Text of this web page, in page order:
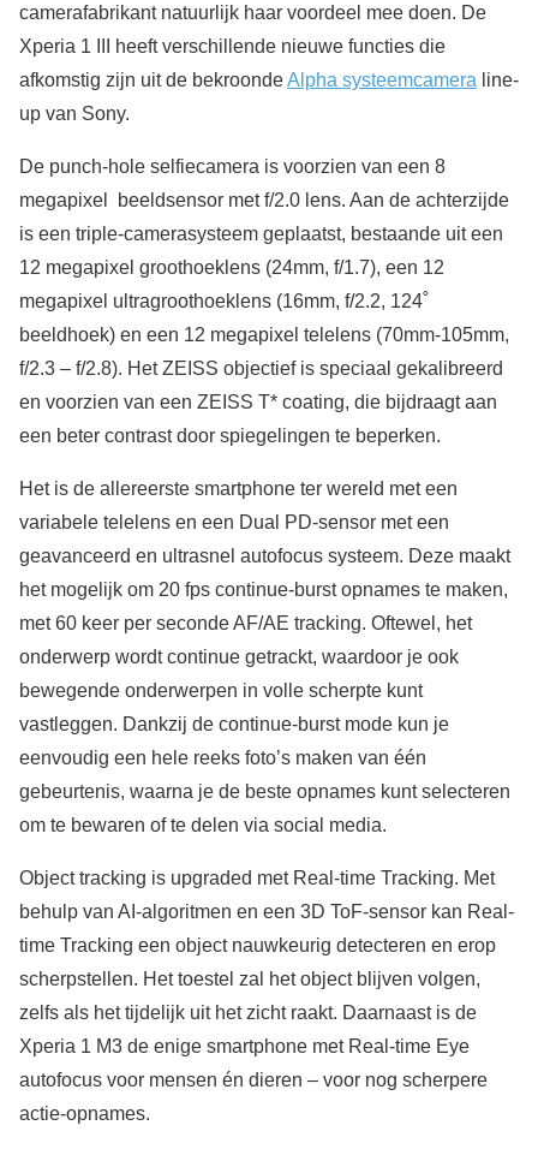
camerafabrikant natuurlijk haar voordeel mee doen. De
Xperia 1 III heeft verschillende nieuwe functies die
afkomstig zijn uit de bekroondeAlpha systeemcamera line-
up van Sony.
De punch-hole selfiecamera is voorzien van een 8
megapixel beeldsensor met f/2.0 lens. Aan de achterzijde
is een triple-camerasysteem geplaatst, bestaande uit een
12 megapixel groothoeklens (24mm, f/1.7), een 12
megapixel ultragroothoeklens (16mm, f/2.2, 124˚
beeldhoek) en een 12 megapixel telelens (70mm-105mm,
f/2.3 – f/2.8). Het ZEISS objectief is speciaal gekalibreerd
en voorzien van een ZEISS T* coating, die bijdraagt aan
een beter contrast door spiegelingen te beperken.
Het is de allereerste smartphone ter wereld met een
variabele telelens en een Dual PD-sensor met een
geavanceerd en ultrasnel autofocus systeem. Deze maakt
het mogelijk om 20 fps continue-burst opnames te maken,
met 60 keer per seconde AF/AE tracking. Oftewel, het
onderwerp wordt continue getrackt, waardoor je ook
bewegende onderwerpen in volle scherpte kunt
vastleggen. Dankzij de continue-burst mode kun je
eenvoudig een hele reeks foto’s maken van één
gebeurtenis, waarna je de beste opnames kunt selecteren
om te bewaren of te delen via social media.
Object tracking is upgraded met Real-time Tracking. Met
behulp van AI-algoritmen en een 3D ToF-sensor kan Real-
time Tracking een object nauwkeurig detecteren en erop
scherpstellen. Het toestel zal het object blijven volgen,
zelfs als het tijdelijk uit het zicht raakt. Daarnaast is de
Xperia 1 M3 de enige smartphone met Real-time Eye
autofocus voor mensen én dieren – voor nog scherpere
actie-opnames.